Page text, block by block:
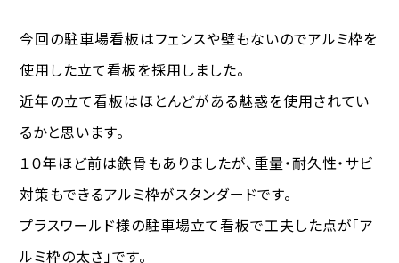
今回の駐車場看板はフェンスや壁もないのでアルミ枠を
使用した立て看板を採用しました。
近年の立て看板はほとんどがある魅惑を使用されてい
るかと思います。
１０年ほど前は鉄骨もありましたが、重量・耐久性・サビ
対策もできるアルミ枠がスタンダードです。
プラスワールド様の駐車場立て看板で工夫した点が「ア
ルミ枠の太さ」です。